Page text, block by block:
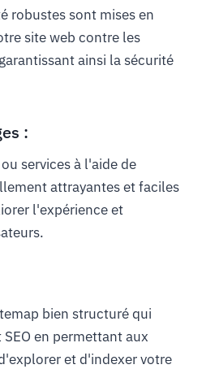
robustes sont mises en
site web contre les
ainsi la sécurité
:
services à l'aide de
attrayantes et faciles
l'expérience et
bien structuré qui
en permettant aux
et d'indexer votre